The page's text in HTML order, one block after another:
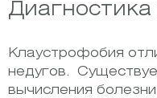
Клаустрофобия
недугов.
вычисления